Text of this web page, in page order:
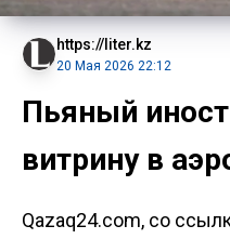
https://liter.kz
20 Мая 2026 22:12
Пьяный
витрину в
Qazaq24.com, со